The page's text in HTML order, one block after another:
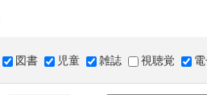
図書 児童 雑誌 視聴覚